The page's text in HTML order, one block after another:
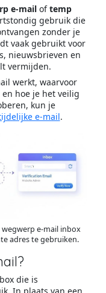
e-mailoftemp
gebruik die
zonder je
vaak gebruikt voor
nieuwsbrieven en
vermijden.
werkt, waarvoor
hoe je het veilig
kun je
e-mail.
wegwerp e-mail inbox
adres te gebruiken.
die is